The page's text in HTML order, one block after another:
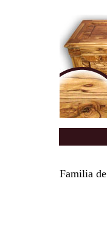
Familia de